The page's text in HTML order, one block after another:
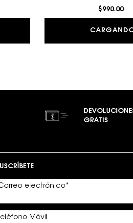
$990.00
GRATIS
electrónico *
Móvil